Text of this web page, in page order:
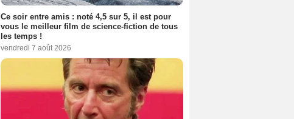
Ce soir entre amis : noté 4,5 sur 5, il est pour
vous le meilleur film de science-fiction de tous
les temps !
vendredi 7 août 2026